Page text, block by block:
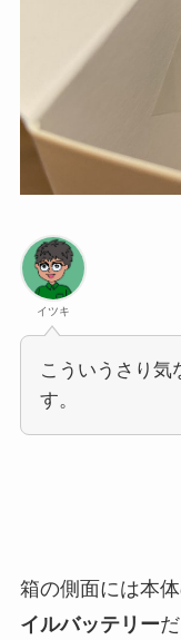
イツキ
こういうさり気
す。
箱の側面には本
イルバッテリー